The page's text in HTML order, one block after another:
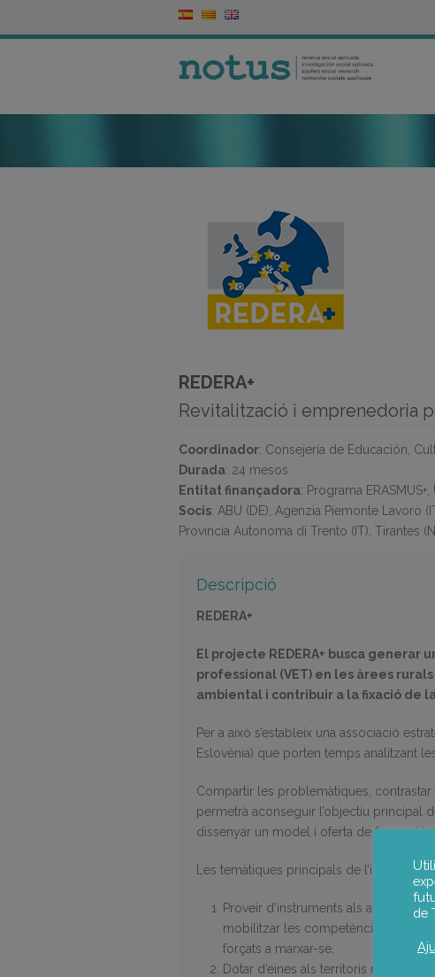
REDERA+
Revitalització i emprenedoria
Coordinador: Consejería de Educación,
Durada: 24 mesos
Entitat finançadora: Programa
Socis: ABU (DE), Agenzia Piemonte Lavoro
Provincia Autonoma di Trento (IT), Tirantes
Descripció
REDERA+
El projecte REDERA+ busca generar
professional (VET) en les àrees
ambiental i contribuir a la fixació de
Per a això s’estableix una associació
Eslovènia) que porten temps analitzant
Compartir les problemàtiques,
permetrà aconseguir l’objectiu principal
dissenyar un model i oferta de formació
Les temàtiques principals de
Proveir d’instruments als actors
mobilitzar les competències
forçats a marxar-se.
Dotar d’eines als territoris rurals
de